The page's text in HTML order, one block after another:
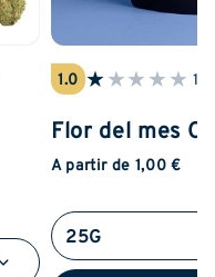
1.0 ★★★★★ 1
Flor del mes
A partir de 1,00 €
25G